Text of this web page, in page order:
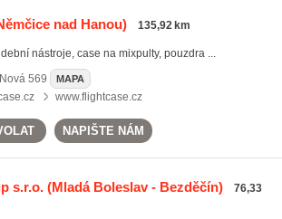
nad Hanou) 135,92 km
nástroje, case na mixpulty, pouzdra ...
Nová 569 MAPA
www.flightcase.cz
NAPIŠTE NÁM
s.r.o.(Mladá Boleslav - Bezděčín)
76,33